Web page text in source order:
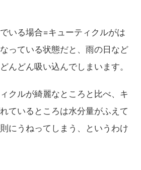
いる場合=キューティクルがは
っている状態だと、雨の日など
んどん吸い込んでしまいます。
クルが綺麗なところと比べ、キ
ているところは水分量がふえて
にうねってしまう、というわけ